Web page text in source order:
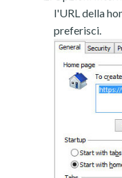
l'URL della
preferisci.